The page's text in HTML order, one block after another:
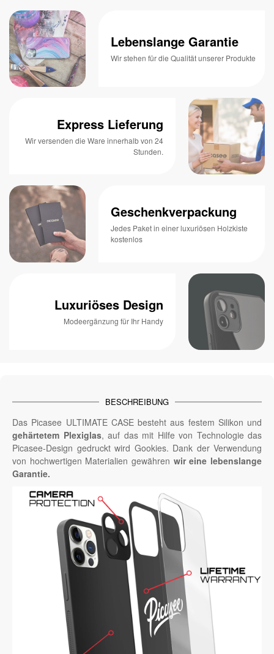
Lebenslange Garantie
Wir stehen für die Qualität unserer Produkte
Express Lieferung
Wir versenden die Ware innerhalb von 24
Stunden.
Geschenkverpackung
Jedes Paket in einer luxuriösen Holzkiste
kostenlos
Luxuriöses Design
Modeergänzung für Ihr Handy
BESCHREIBUNG
Das Picasee ULTIMATE CASE besteht aus festem Silikon und
gehärtetem Plexiglas, auf das mit Hilfe von Technologie das
Picasee-Design gedruckt wird Gookies. Dank der Verwendung
von hochwertigen Materialien gewähren wir eine lebenslange
Garantie.